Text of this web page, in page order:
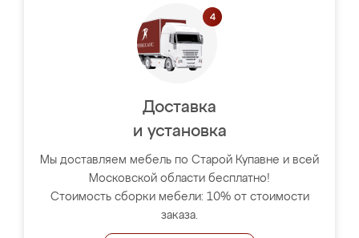
Доставка
и установка
Мы доставляем мебель по Старой Купавне и всей
Московской области бесплатно!
Стоимость сборки мебели: 10% от стоимости
заказа.